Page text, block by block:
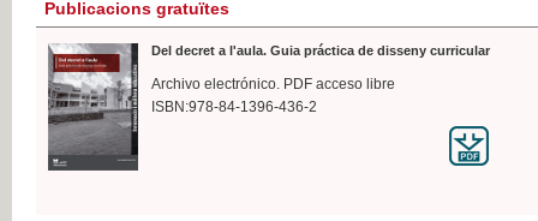
Publicacions gratuïtes
Del decret a l'aula. Guia práctica de disseny curricular
Archivo electrónico. PDF acceso libre
ISBN:978-84-1396-436-2